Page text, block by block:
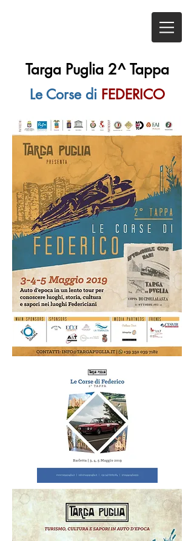
Targa Puglia 2^ Tappa
Le Corse di FEDERICO